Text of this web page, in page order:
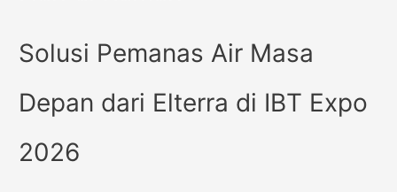
Solusi Pemanas Air Masa
Depan dari Elterra di IBT Expo
2026